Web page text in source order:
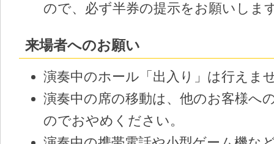
ので、必ず半券の提示をお願いしま
来場者へのお願い
演奏中のホール「出入り」は行えま
演奏中の席の移動は、他のお客様へ
のでおやめください。